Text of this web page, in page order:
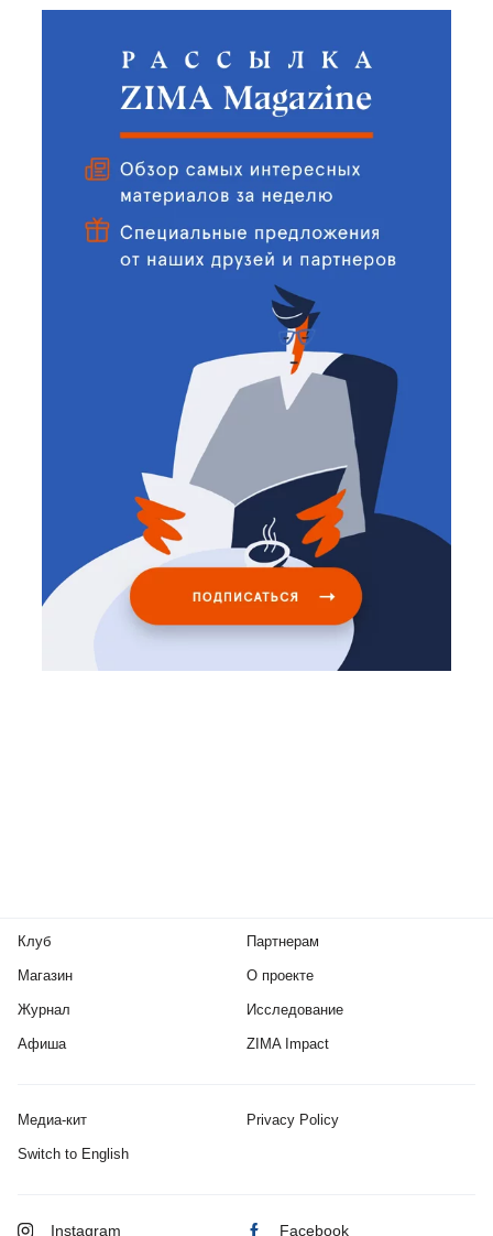
Клуб
Магазин
Журнал
Афиша
Партнерам
О проекте
Исследование
ZIMA Impact
Медиа-кит Privacy Policy
Switch to English
Instagram Facebook